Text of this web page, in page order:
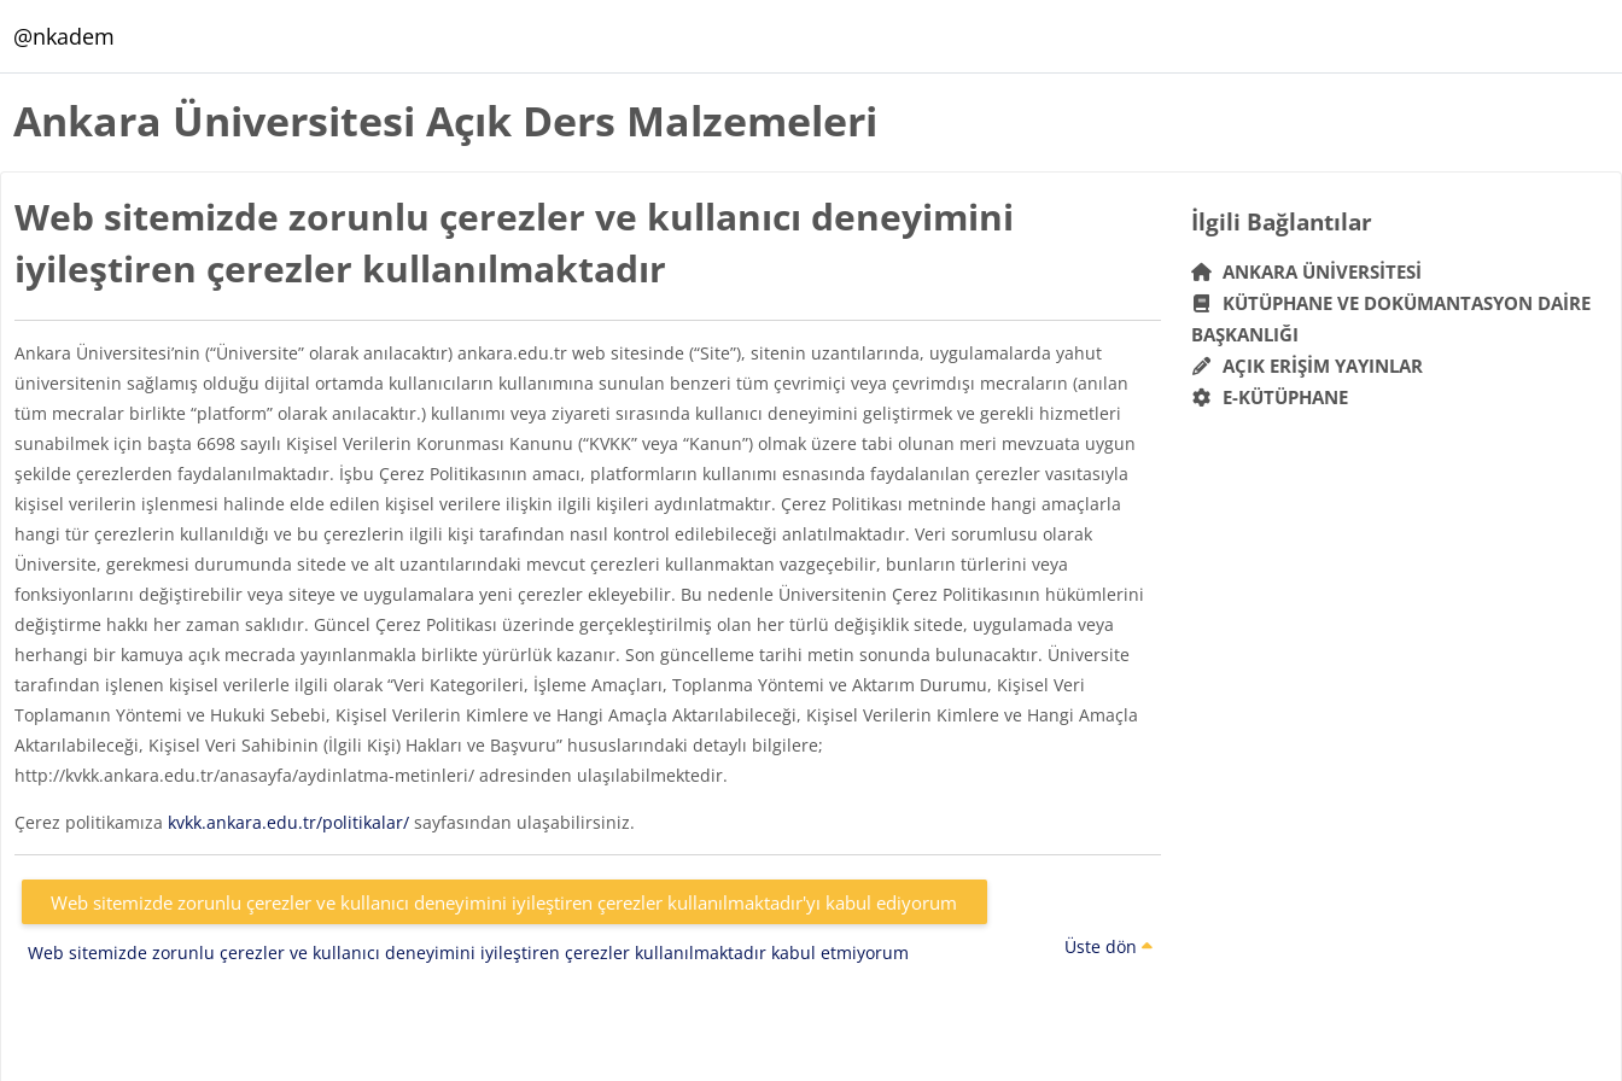
@nkadem
Ankara Üniversitesi Açık Ders Malzemeleri
Web sitemizde zorunlu çerezler ve kullanıcı deneyimini
iyileştiren çerezler kullanılmaktadır
Ankara Üniversitesi’nin (“Üniversite” olarak anılacaktır) ankara.edu.tr web sitesinde (“Site”), sitenin uzantılarında, uygulamalarda yahut
üniversitenin sağlamış olduğu dijital ortamda kullanıcıların kullanımına sunulan benzeri tüm çevrimiçi veya çevrimdışı mecraların (anılan
tüm mecralar birlikte “platform” olarak anılacaktır.) kullanımı veya ziyareti sırasında kullanıcı deneyimini geliştirmek ve gerekli hizmetleri
sunabilmek için başta 6698 sayılı Kişisel Verilerin Korunması Kanunu (“KVKK” veya “Kanun”) olmak üzere tabi olunan meri mevzuata uygun
şekilde çerezlerden faydalanılmaktadır. İşbu Çerez Politikasının amacı, platformların kullanımı esnasında faydalanılan çerezler vasıtasıyla
kişisel verilerin işlenmesi halinde elde edilen kişisel verilere ilişkin ilgili kişileri aydınlatmaktır. Çerez Politikası metninde hangi amaçlarla
hangi tür çerezlerin kullanıldığı ve bu çerezlerin ilgili kişi tarafından nasıl kontrol edilebileceği anlatılmaktadır. Veri sorumlusu olarak
Üniversite, gerekmesi durumunda sitede ve alt uzantılarındaki mevcut çerezleri kullanmaktan vazgeçebilir, bunların türlerini veya
fonksiyonlarını değiştirebilir veya siteye ve uygulamalara yeni çerezler ekleyebilir. Bu nedenle Üniversitenin Çerez Politikasının hükümlerini
değiştirme hakkı her zaman saklıdır. Güncel Çerez Politikası üzerinde gerçekleştirilmiş olan her türlü değişiklik sitede, uygulamada veya
herhangi bir kamuya açık mecrada yayınlanmakla birlikte yürürlük kazanır. Son güncelleme tarihi metin sonunda bulunacaktır. Üniversite
tarafından işlenen kişisel verilerle ilgili olarak “Veri Kategorileri, İşleme Amaçları, Toplanma Yöntemi ve Aktarım Durumu, Kişisel Veri
Toplamanın Yöntemi ve Hukuki Sebebi, Kişisel Verilerin Kimlere ve Hangi Amaçla Aktarılabileceği, Kişisel Verilerin Kimlere ve Hangi Amaçla
Aktarılabileceği, Kişisel Veri Sahibinin (İlgili Kişi) Hakları ve Başvuru” hususlarındaki detaylı bilgilere;
http://kvkk.ankara.edu.tr/anasayfa/aydinlatma-metinleri/ adresinden ulaşılabilmektedir.
Çerez politikamıza kvkk.ankara.edu.tr/politikalar/sayfasından ulaşabilirsiniz.
Web sitemizde zorunlu çerezler ve kullanıcı deneyimini iyileştiren çerezler kullanılmaktadır'yı kabul ediyorum
Web sitemizde zorunlu çerezler ve kullanıcı deneyimini iyileştiren çerezler kullanılmaktadır kabul etmiyorum Üste dön
Bloklar
İlgili Bağlantılar 'yı atla
İlgili Bağlantılar
ANKARA ÜNIVERSITESI
KÜTÜPHANE VE DOKÜMANTASYON DAIRE
BAŞKANLIĞI
AÇIK ERIŞIM YAYINLAR
E-KÜTÜPHANE